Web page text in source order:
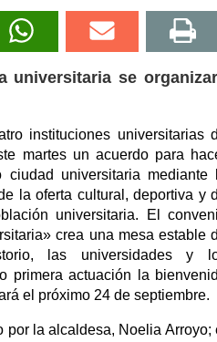
universitaria se
instituciones universitarias
martes un acuerdo para
ciudad universitaria mediante
la oferta cultural, deportiva y
universitaria. El
crea una mesa estable
las universidades y
primera actuación la
el próximo 24 de septiembre.
por la alcaldesa, Noelia Arroyo;